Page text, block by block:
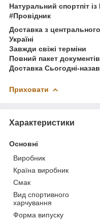
Натуральний спортпіт
#Провідник
Доставка з
Україні
Завжди свіжі терміни
Повний пакет документів
Доставка Сьогодні-
Приховати
Характеристики
Основні
Виробник
Країна виробник
Смак
Вид спортивного
харчування
Форма випуску